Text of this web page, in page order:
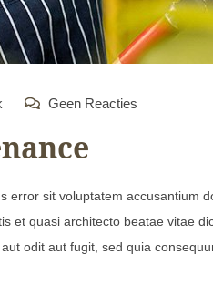
Geen Reacties
error sit voluptatem accusantium
et quasi architecto beatae vitae
odit aut fugit, sed quia